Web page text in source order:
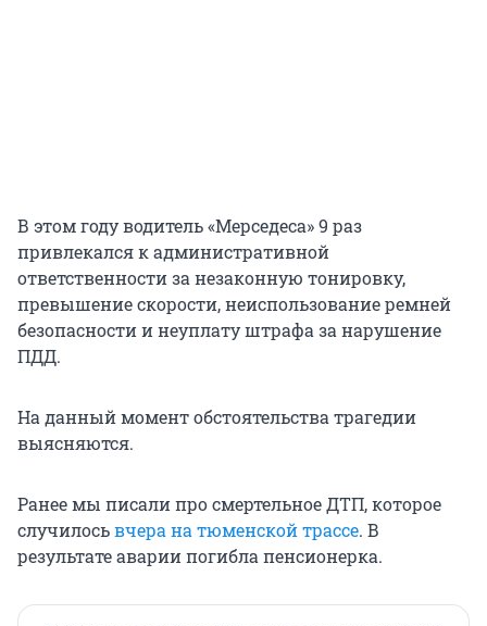
В этом году водитель «Мерседеса» 9 раз
привлекался к административной
ответственности за незаконную тонировку,
превышение скорости, неиспользование ремней
безопасности и неуплату штрафа за нарушение
ПДД.
На данный момент обстоятельства трагедии
выясняются.
Ранее мы писали про смертельное ДТП, которое
случилосьвчера на тюменской трассе. В
результате аварии погибла пенсионерка.